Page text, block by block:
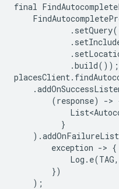
final
            .build());
(response) ->
          }
        exception -> {
        })
    );